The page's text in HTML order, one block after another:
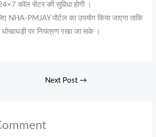
कॉल सेंटर की सुविधा होगी ।
NHA-PMJAY पोर्टल का उपयोग किया जाएगा ताकि
धोखाधड़ी पर नियंत्रण रखा जा सके ।
Next Post →